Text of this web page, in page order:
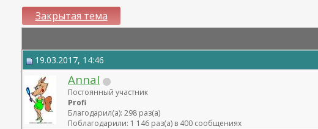
Закрытая тема
19.03.2017, 14:46
AnnaI
Постоянный участник
Profi
Благодарил(а): 298 раз(а)
Поблагодарили: 1 146 раз(а) в 400 сообщениях